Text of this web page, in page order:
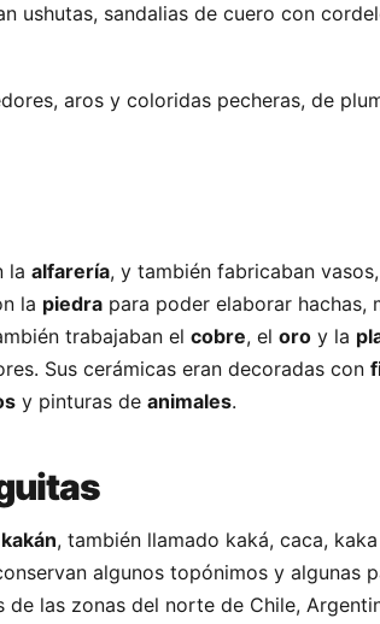
ushutas, sandalias de cuero con
aros y coloridas pecheras, de
la alfarería, y también fabricaban
la piedra para poder elaborar hachas,
trabajaban el cobre, el oro y la
Sus cerámicas eran decoradas con
y pinturas de animales.
kakán, también llamado kaká, caca,
algunos topónimos y algunas
las zonas del norte de Chile,